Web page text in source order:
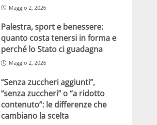
Maggio 2, 2026
Palestra, sport e benessere:
quanto costa tenersi in forma e
perché lo Stato ci guadagna
Maggio 2, 2026
“Senza zuccheri aggiunti”,
“senza zuccheri” o “a ridotto
contenuto”: le differenze che
cambiano la scelta